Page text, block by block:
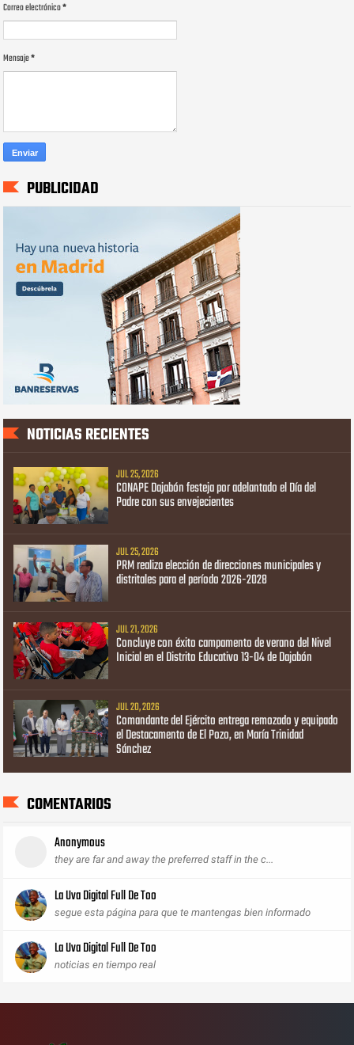
Correo electrónico*
Mensaje*
PUBLICIDAD
NOTICIAS RECIENTES
JUL 25, 2026
CONAPE Dajabón festeja por adelantado el Día del
Padre con sus envejecientes
JUL 25, 2026
PRM realiza elección de direcciones municipales y
distritales para el período 2026-2028
JUL 21, 2026
Concluye con éxito campamento de verano del Nivel
Inicial en el Distrito Educativo 13-04 de Dajabón
JUL 20, 2026
Comandante del Ejército entrega remozado y equipado
el Destacamento de El Pozo, en María Trinidad
Sánchez
COMENTARIOS
Anonymous
they are far and away the preferred staff in the c...
La Uva Digital Full De Too
segue esta página para que te mantengas bien informado
La Uva Digital Full De Too
noticias en tiempo real